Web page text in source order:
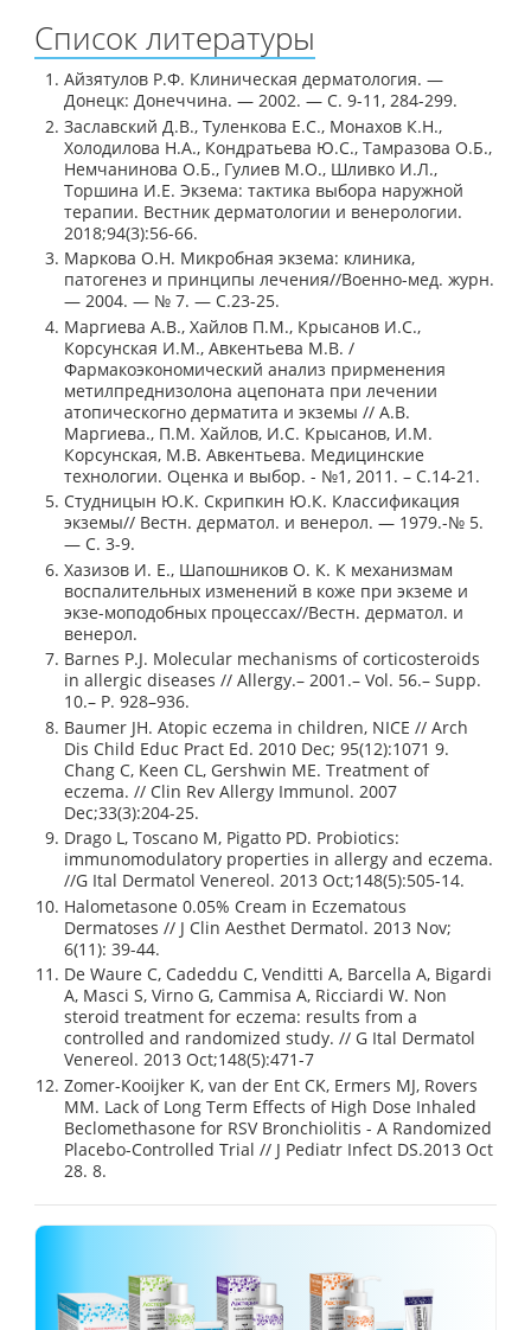
Список литературы
Айзятулов Р.Ф. Клиническая дерматология. —
Донецк: Донеччина. — 2002. — С. 9-11, 284-299.
Заславский Д.В., Туленкова Е.C., Монахов К.Н.,
Холодилова Н.А., Кондратьева Ю.С., Тамразова О.Б.,
Немчанинова О.Б., Гулиев М.О., Шливко И.Л.,
Торшина И.Е. Экзема: тактика выбора наружной
терапии. Вестник дерматологии и венерологии.
2018;94(3):56-66.
Маркова О.Н. Микробная экзема: клиника,
патогенез и принципы лечения//Военно-мед. журн.
— 2004. — № 7. — С.23-25.
Маргиева А.В., Хайлов П.М., Крысанов И.С.,
Корсунская И.М., Авкентьева М.В. /
Фармакоэкономический анализ прирменения
метилпреднизолона ацепоната при лечении
атопическогно дерматита и экземы // А.В.
Маргиева., П.М. Хайлов, И.С. Крысанов, И.М.
Корсунская, М.В. Авкентьева. Медицинские
технологии. Оценка и выбор. - №1, 2011. – С.14-21.
Студницын Ю.К. Скрипкин Ю.К. Классификация
экземы// Вестн. дерматол. и венерол. — 1979.-№ 5.
— С. 3-9.
Хазизов И. Е., Шапошников О. К. К механизмам
воспалительных изменений в коже при экземе и
экзе-моподобных процессах//Вестн. дерматол. и
венерол.
Barnes P.J. Molecular mechanisms of corticosteroids
in allergic diseases // Allergy.– 2001.– Vol. 56.– Supp.
10.– P. 928–936.
Baumer JH. Atopic eczema in children, NICE // Arch
Dis Child Educ Pract Ed. 2010 Dec; 95(12):1071 9.
Chang C, Keen CL, Gershwin ME. Treatment of
eczema. // Clin Rev Allergy Immunol. 2007
Dec;33(3):204-25.
Drago L, Toscano M, Pigatto PD. Probiotics:
immunomodulatory properties in allergy and eczema.
//G Ital Dermatol Venereol. 2013 Oct;148(5):505-14.
Halometasone 0.05% Cream in Eczematous
Dermatoses // J Clin Aesthet Dermatol. 2013 Nov;
6(11): 39-44.
De Waure C, Cadeddu C, Venditti A, Barcella A, Bigardi
A, Masci S, Virno G, Cammisa A, Ricciardi W. Non
steroid treatment for eczema: results from a
controlled and randomized study. // G Ital Dermatol
Venereol. 2013 Oct;148(5):471-7
Zomer-Kooijker K, van der Ent CK, Ermers MJ, Rovers
MM. Lack of Long Term Effects of High Dose Inhaled
Beclomethasone for RSV Bronchiolitis - A Randomized
Placebo-Controlled Trial // J Pediatr Infect DS.2013 Oct
28. 8.